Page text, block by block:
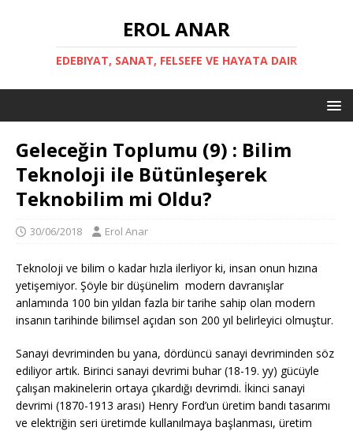
EROL ANAR
EDEBIYAT, SANAT, FELSEFE VE HAYATA DAIR
Geleceğin Toplumu (9) : Bilim
Teknoloji ile Bütünleşerek
Teknobilim mi Oldu?
30/06/2018 Erol Anar
Teknoloji ve bilim o kadar hızla ilerliyor ki, insan onun hızına
yetişemiyor. Şöyle bir düşünelim modern davranışlar
anlamında 100 bin yıldan fazla bir tarihe sahip olan modern
insanın tarihinde bilimsel açıdan son 200 yıl belirleyici olmuştur.
Sanayi devriminden bu yana, dördüncü sanayi devriminden söz
ediliyor artık. Birinci sanayi devrimi buhar (18-19. yy) gücüyle
çalışan makinelerin ortaya çıkardığı devrimdi. İkinci sanayi
devrimi (1870-1913 arası) Henry Ford’un üretim bandı tasarımı
ve elektriğin seri üretimde kullanılmaya başlanması, üretim